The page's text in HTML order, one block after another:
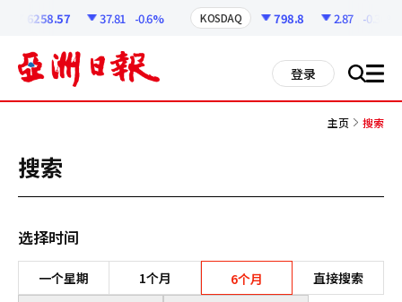
6258.57 37.81 -0.6% KOSDAQ 798.8 2.87 -0.36%
登录 搜 all
主页 搜索
搜索
选择时间
一个星期 1个月 6个月 直接搜索